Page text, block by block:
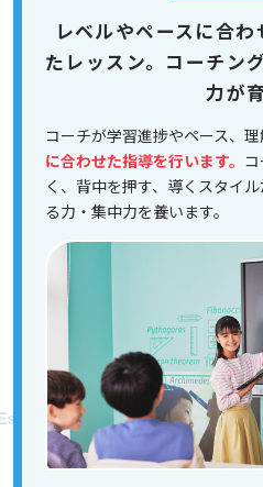
レベルやペースに合
たレッスン。コーチン
力が
コーチが学習進捗やペース、理
に合わせた指導を行います。
く、背中を押す、導くスタイ
る力・集中力を養います。